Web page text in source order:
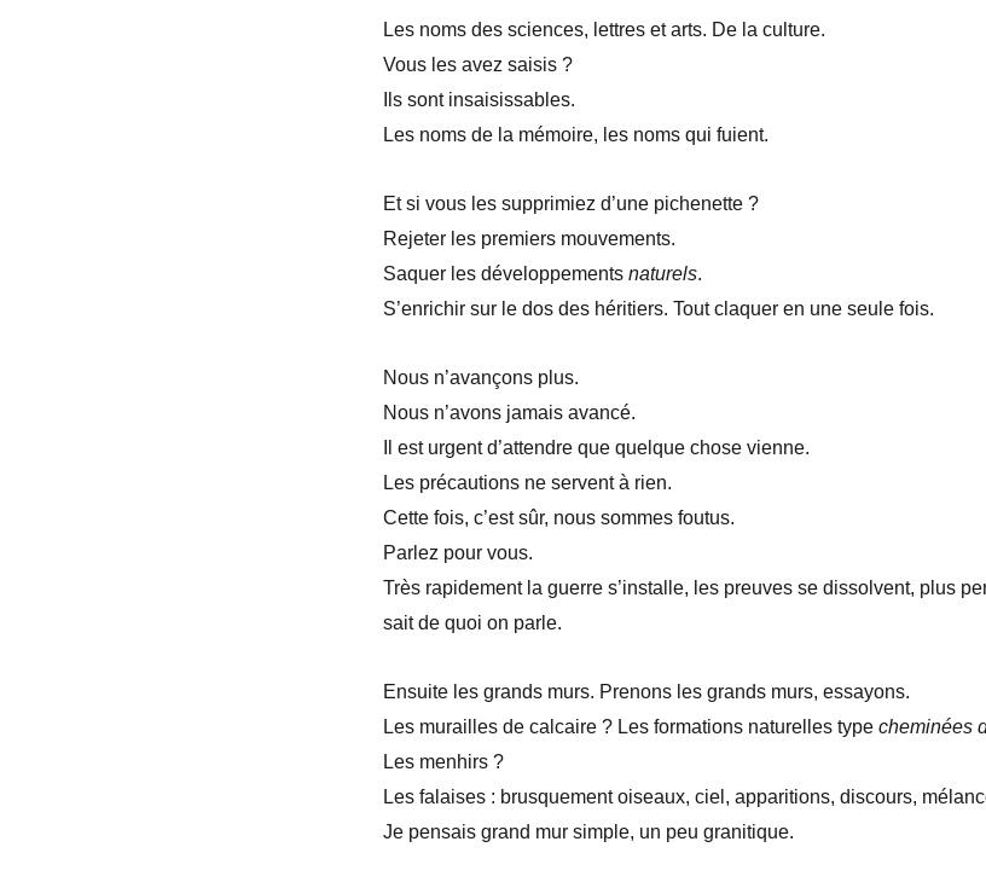
Les noms des sciences, lettres et arts. De la culture.
Vous les avez saisis ?
Ils sont insaisissables.
Les noms de la mémoire, les noms qui fuient.
Et si vous les supprimiez d’une pichenette ?
Rejeter les premiers mouvements.
Saquer les développements naturels.
S’enrichir sur le dos des héritiers. Tout claquer en une seule fois.
Nous n’avançons plus.
Nous n’avons jamais avancé.
Il est urgent d’attendre que quelque chose vienne.
Les précautions ne servent à rien.
Cette fois, c’est sûr, nous sommes foutus.
Parlez pour vous.
Très rapidement la guerre s’installe, les preuves se dissolvent, plus
sait de quoi on parle.
Ensuite les grands murs. Prenons les grands murs, essayons.
Les murailles de calcaire ? Les formations naturelles type cheminées
Les menhirs ?
Les falaises : brusquement oiseaux, ciel, apparitions, discours,
Je pensais grand mur simple, un peu granitique.